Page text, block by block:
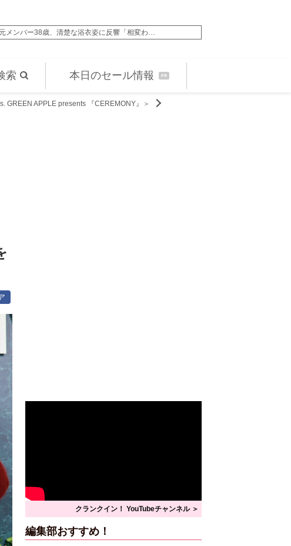
メンバー38歳、清楚な浴衣姿に反響「相変わ…
索 本日のセール情報 PR
GREEN APPLE presents 『CEREMONY』＞
クランクイン！ YouTubeチャンネル ＞
編集部おすすめ！